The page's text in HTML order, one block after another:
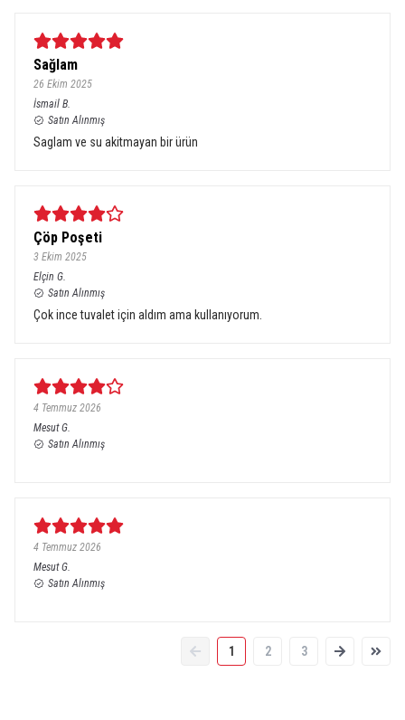
Sağlam
26 Ekim 2025
İsmail B.
Satın Alınmış
Saglam ve su akitmayan bir ürün
Çöp Poşeti
3 Ekim 2025
Elçin G.
Satın Alınmış
Çok ince tuvalet için aldım ama kullanıyorum.
4 Temmuz 2026
Mesut G.
Satın Alınmış
4 Temmuz 2026
Mesut G.
Satın Alınmış
1 2 3